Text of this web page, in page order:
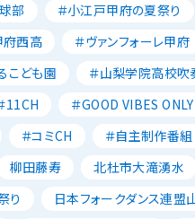
部 ＃小江戸甲府の夏祭り
府西高 ＃ヴァンフォーレ甲府
こども園 ＃山梨学院高校吹
11CH ＃GOOD VIBES ONLY
＃コミCH ＃自主制作番組
柳田藤寿 北杜市大滝湧水
り 日本フォークダンス連盟